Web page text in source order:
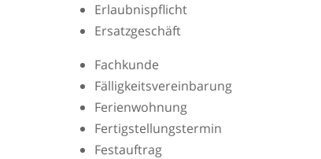
Erlaubnispflicht
Ersatzgeschäft
Fachkunde
Fälligkeitsvereinbarung
Ferienwohnung
Fertigstellungstermin
Festauftrag